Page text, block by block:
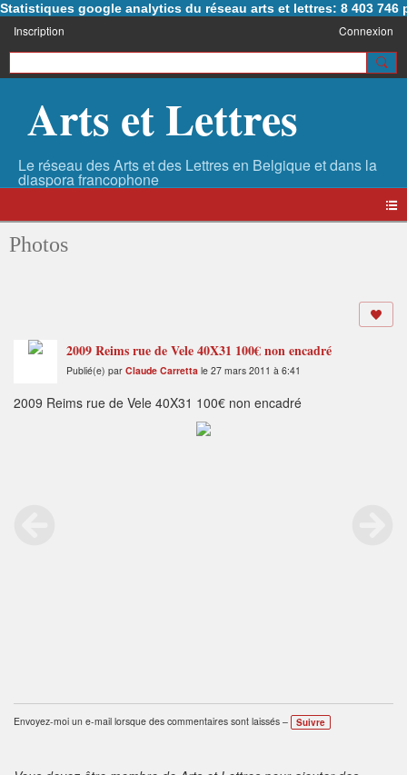
Statistiques google analytics du réseau arts et lettres: 8 403 746
Inscription Connexion
Arts et Lettres
Photos
2009 Reims rue de Vele 40X31 100€ non encadré
Publié(e) par Claude Carretta le 27 mars 2011 à 6:41
2009 Reims rue de Vele 40X31 100€ non encadré
Envoyez-moi un e-mail lorsque des commentaires sont laissés – Suivre